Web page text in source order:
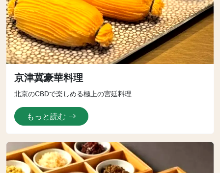
京津冀豪華料理
北京のCBDで楽しめる極上の宮廷料理
もっと読む